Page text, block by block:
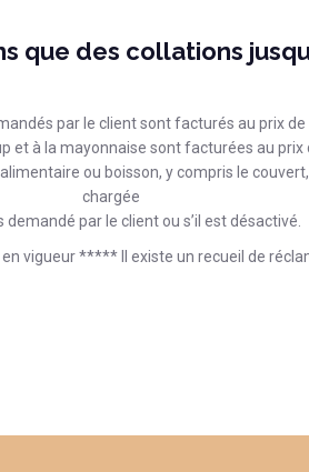
que des collations
par le client sont facturés au prix de
et à la mayonnaise sont facturées au prix
ou boisson, y compris le
chargée
demandé par le client ou s’il est désactivé.
en vigueur ***** Il existe un recueil de